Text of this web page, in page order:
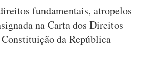
fundamentais, atropelos
na Carta dos Direitos
da República